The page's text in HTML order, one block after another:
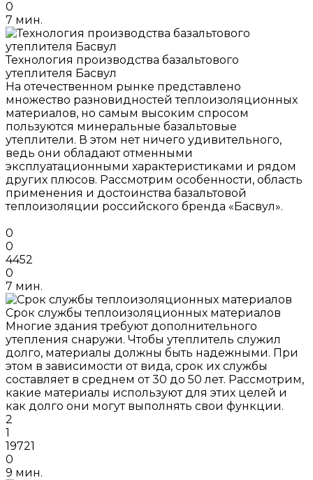
0
7 мин.
Технология производства базальтового
утеплителя Басвул
На отечественном рынке представлено
множество разновидностей теплоизоляционных
материалов, но самым высоким спросом
пользуются минеральные базальтовые
утеплители. В этом нет ничего удивительного,
ведь они обладают отменными
эксплуатационными характеристиками и рядом
других плюсов. Рассмотрим особенности, область
применения и достоинства базальтовой
теплоизоляции российского бренда «Басвул».
0
0
4452
0
7 мин.
Срок службы теплоизоляционных материалов
Многие здания требуют дополнительного
утепления снаружи. Чтобы утеплитель служил
долго, материалы должны быть надежными. При
этом в зависимости от вида, срок их службы
составляет в среднем от 30 до 50 лет. Рассмотрим,
какие материалы используют для этих целей и
как долго они могут выполнять свои функции.
2
1
19721
0
9 мин.